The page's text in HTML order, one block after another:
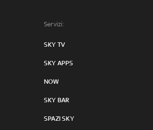
Servizi:
SKY TV
SKY APPS
NOW
SKY BAR
SPAZI SKY